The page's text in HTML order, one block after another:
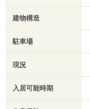
建物構造
駐車場
現況
入居可能時期